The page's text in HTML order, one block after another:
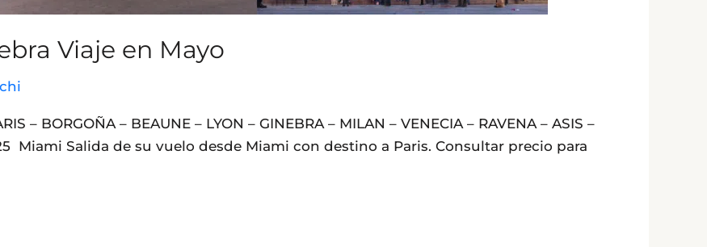
Viaje en Mayo
– BORGOÑA – BEAUNE – LYON – GINEBRA – MILAN – VENECIA – RAVENA – ASIS –
Miami Salida de su vuelo desde Miami con destino a Paris. Consultar precio para